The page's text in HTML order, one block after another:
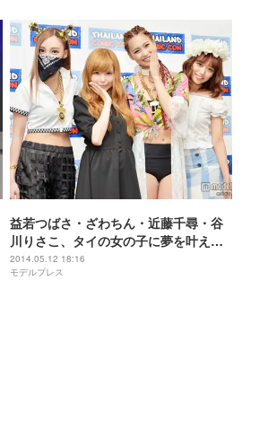
益若つばさ・ざわちん・近藤千尋・谷
川りさこ、タイの女の子に夢を叶える
秘訣を伝授
2014.05.12 18:16
モデルプレス